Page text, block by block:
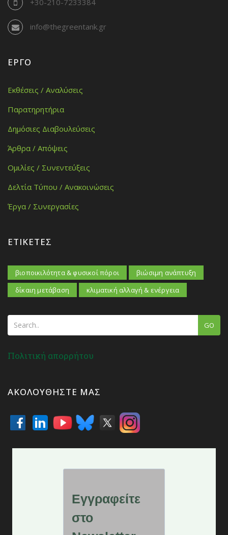
info@thegreentank.gr
ΈΡΓΟ
Εκθέσεις / Αναλύσεις
Παρατηρητήρια
Δημόσιες Διαβουλεύσεις
Άρθρα / Απόψεις
Ομιλίες / Συνεντεύξεις
Δελτία Τύπου / Ανακοινώσεις
Έργα / Συνεργασίες
ΕΤΙΚΈΤΕΣ
βιοποικιλότητα & φυσικοί πόροι
βιώσιμη ανάπτυξη
δίκαιη μετάβαση
κλιματική αλλαγή & ενέργεια
GO
Πολιτική απορρήτου
ΑΚΟΛΟΥΘΉΣΤΕ ΜΑΣ